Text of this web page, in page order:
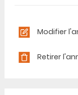
Modifier
Retirer